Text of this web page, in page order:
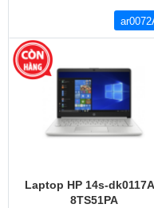
Laptop HP 14s-
8TS51PA